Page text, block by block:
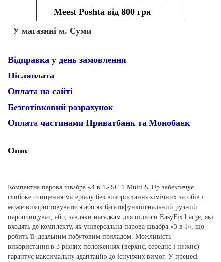
Meest Poshta від 800 грн
У магазині м. Суми
Відправка у день замовлення
Післяплата
Оплата на сайті
Безготівковий розрахунок
Оплата частинами Приватбанк та Монобанк
Опис
Компактна парова швабра «4 в 1» SC 1 Multi & Up забезпечує
глибоке очищення матеріалу без використання хімічних засобів і
може використовуватися або як багатофункціональний ручний
пароочищувач, або, завдяки насадкам для підлоги EasyFix Large, які
входять до комплекту, як універсальна парова швабра «3 в 1», що
робить її ідеальним побутовим приладом. Можливість
використання в 3 різних положеннях (верхнє, середнє і нижнє)
гарантує максимальну адаптацію до існуючих вимог. У процесі